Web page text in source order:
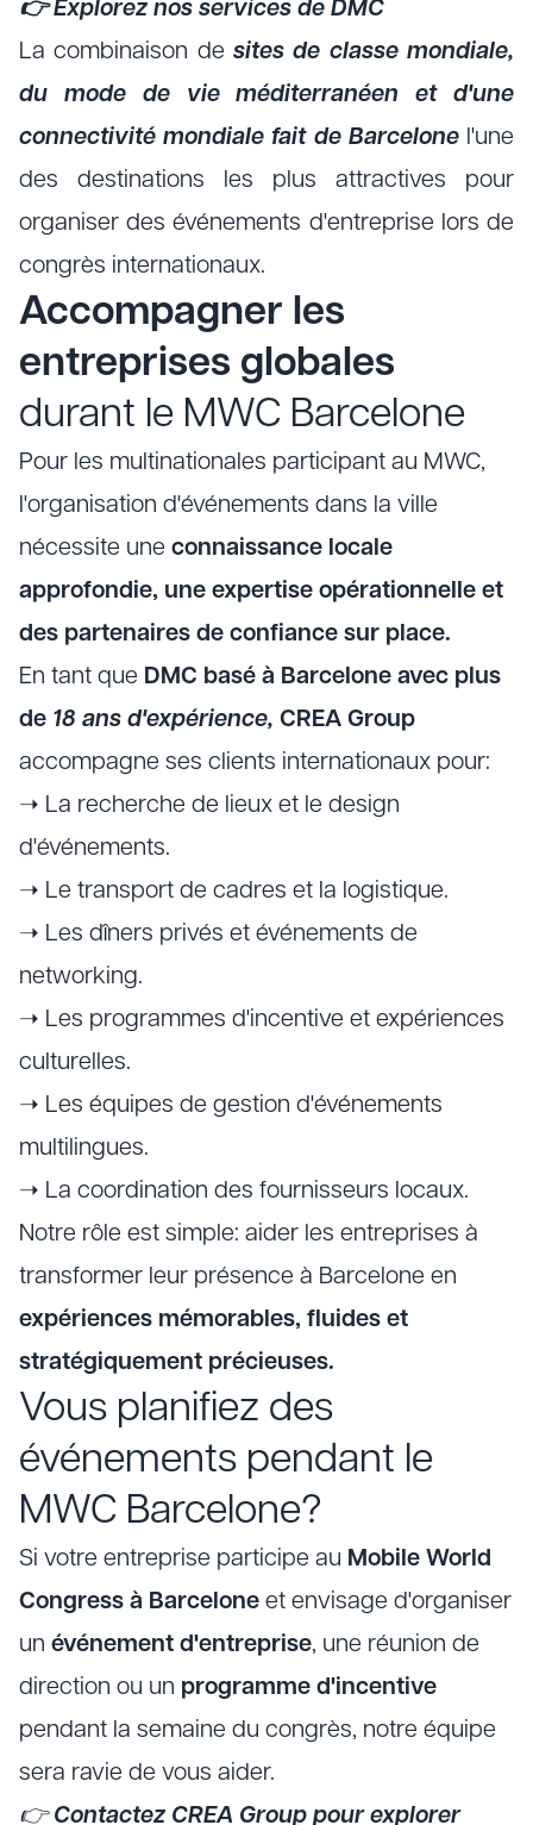
👉Explorez nos services de DMC
La combinaison de sites de classe mondiale,
du mode de vie méditerranéen et d'une
connectivité mondiale fait de Barcelonel'une
des destinations les plus attractives pour
organiser des événements d'entreprise lors de
congrès internationaux.
Accompagner les
entreprises globales
durant le MWC Barcelone
Pour les multinationales participant au MWC,
l'organisation d'événements dans la ville
nécessite une connaissance locale
approfondie, une expertise opérationnelle et
des partenaires de confiance sur place.
En tant que DMC basé à Barcelone avec plus
de 18 ans d'expérience, CREA Group
accompagne ses clients internationaux pour:
➝ La recherche de lieux et le design
d'événements.
➝ Le transport de cadres et la logistique.
➝ Les dîners privés et événements de
networking.
➝ Les programmes d'incentive et expériences
culturelles.
➝ Les équipes de gestion d'événements
multilingues.
➝ La coordination des fournisseurs locaux.
Notre rôle est simple: aider les entreprises à
transformer leur présence à Barcelone en
expériences mémorables, fluides et
stratégiquement précieuses.
Vous planifiez des
événements pendant le
MWC Barcelone?
Si votre entreprise participe au Mobile World
Congress à Barcelone et envisage d'organiser
un événement d'entreprise, une réunion de
direction ou un programme d'incentive
pendant la semaine du congrès, notre équipe
sera ravie de vous aider.
👉 Contactez CREA Group pour explorer